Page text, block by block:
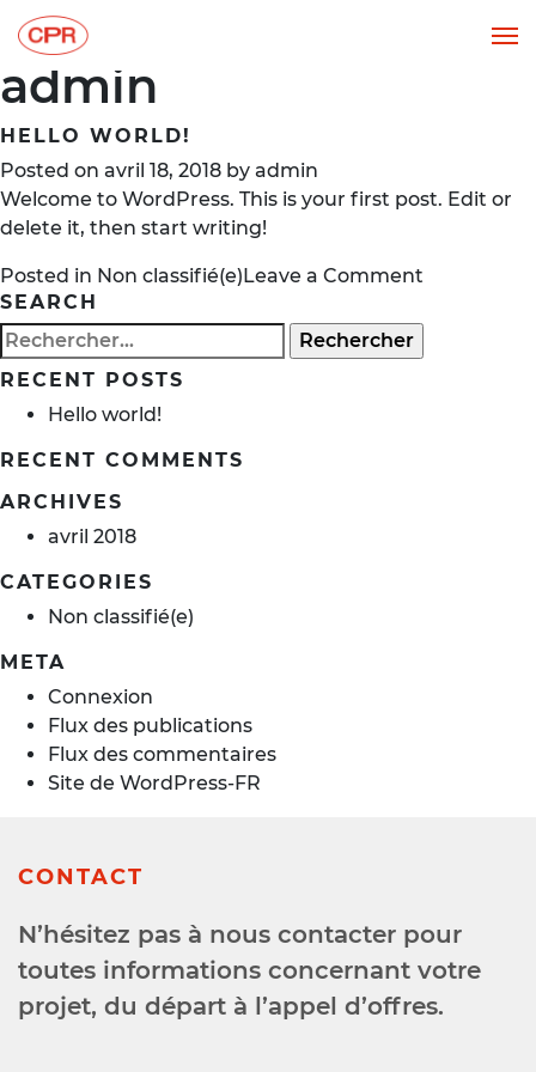
Auteur/autrice :
admin
HELLO WORLD!
Posted on avril 18, 2018 by admin
Welcome to WordPress. This is your first post. Edit or
delete it, then start writing!
Posted in Non classifié(e)Leave a Comment
world!
SEARCH
Rechercher :
RECENT POSTS
Hello world!
RECENT COMMENTS
ARCHIVES
avril 2018
CATEGORIES
Non classifié(e)
META
Connexion
Flux des publications
Flux des commentaires
Site de WordPress-FR
CONTACT
N’hésitez pas à nous contacter pour
toutes informations concernant votre
projet, du départ à l’appel d’offres.